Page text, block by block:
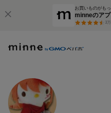
お買いものがも
minneのアプ
3